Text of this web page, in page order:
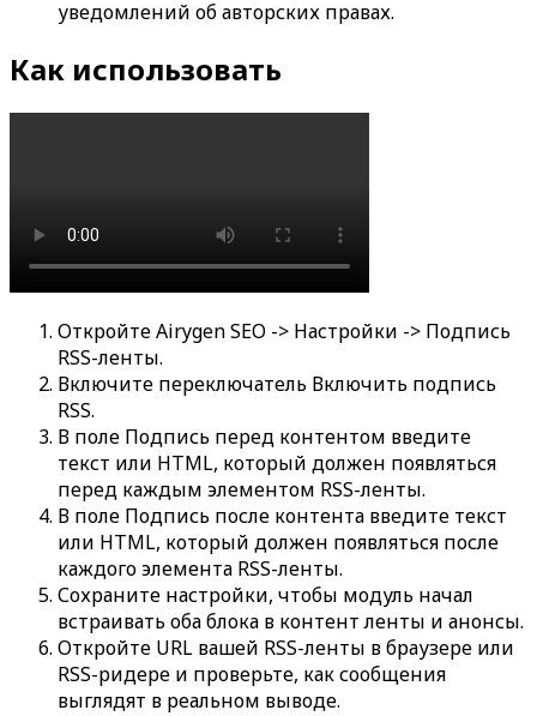
уведомлений об авторских правах.
Как использовать
ОткройтеAirygen SEO -> Настройки -> Подпись
RSS-ленты.
Включите переключатель Включить подпись
RSS.
В поле Подпись перед контентом введите
текст или HTML, который должен появляться
перед каждым элементом RSS-ленты.
В поле Подпись после контента введите текст
или HTML, который должен появляться после
каждого элемента RSS-ленты.
Сохраните настройки, чтобы модуль начал
встраивать оба блока в контент ленты и анонсы.
Откройте URL вашей RSS-ленты в браузере или
RSS-ридере и проверьте, как сообщения
выглядят в реальном выводе.